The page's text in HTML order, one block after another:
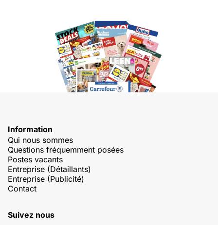
Information
Qui nous sommes
Questions fréquemment posées
Postes vacants
Entreprise (Détaillants)
Entreprise (Publicité)
Contact
Suivez nous